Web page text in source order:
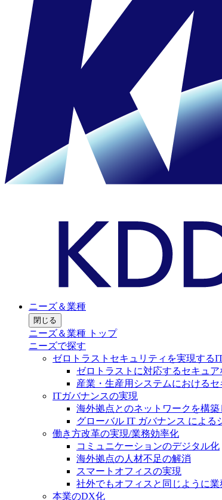
ニーズ＆業種
閉じる
ニーズ＆業種 トップ
ニーズで探す
ゼロトラストセキュリティを実現する
ゼロトラストに対応するセキュ
産業・生産用システムにおける
ITガバナンスの実現
海外拠点とのネットワークを構築
グローバル IT ガバナンス による
働き方改革の実現/業務効率化
コミュニケーションのデジタル化
海外拠点の人材不足の解消
スマートオフィスの実現
社外でもオフィスと同じように
本業のDX化